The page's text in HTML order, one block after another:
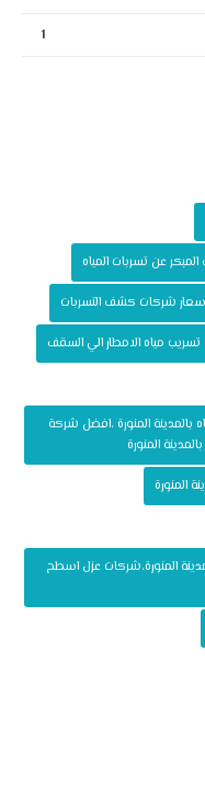
1
عن تسربات المياه
شركات كشف التسربات
تسريب مياه الامطار الي السقف
بالمدينة المنورة ،افضل شركة
المنورة
المنورة
المنورة،شركات عزل اسطح